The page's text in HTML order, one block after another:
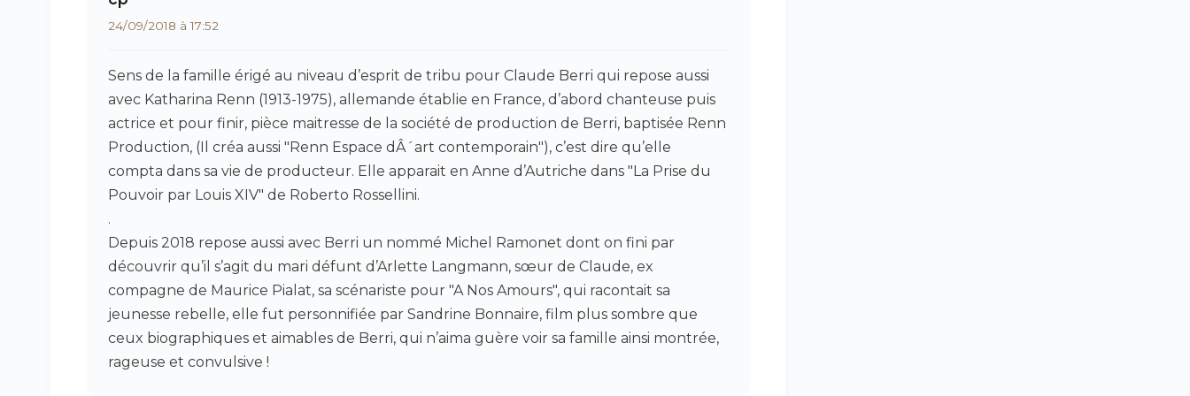
24/09/2018 à 17:52
Sens de la famille érigé au niveau d’esprit de tribu pour Claude Berri qui repose aussi
avec Katharina Renn (1913-1975), allemande établie en France, d’abord chanteuse puis
actrice et pour finir, pièce maitresse de la société de production de Berri, baptisée Renn
Production, (Il créa aussi "Renn Espace dÂ´art contemporain"), c’est dire qu’elle
compta dans sa vie de producteur. Elle apparait en Anne d’Autriche dans "La Prise du
Pouvoir par Louis XIV" de Roberto Rossellini.
.
Depuis 2018 repose aussi avec Berri un nommé Michel Ramonet dont on fini par
découvrir qu’il s’agit du mari défunt d’Arlette Langmann, sœur de Claude, ex
compagne de Maurice Pialat, sa scénariste pour "A Nos Amours", qui racontait sa
jeunesse rebelle, elle fut personnifiée par Sandrine Bonnaire, film plus sombre que
ceux biographiques et aimables de Berri, qui n’aima guère voir sa famille ainsi montrée,
rageuse et convulsive !